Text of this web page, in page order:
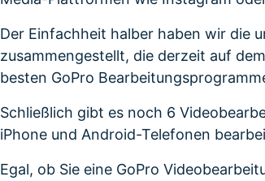
Der Einfachheit halber haben wir die
zusammengestellt, die derzeit auf
besten GoPro
Schließlich gibt es noch 6
iPhone und Android-Telefonen
Egal, ob Sie eine GoPro